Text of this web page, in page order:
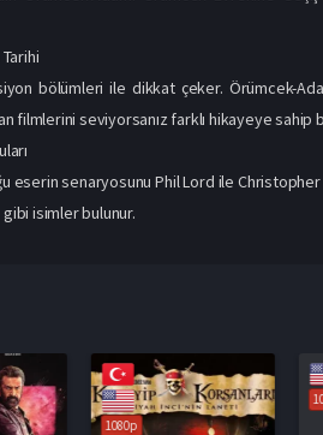
bölümleri ile dikkat çeker. Örümcek-
filmlerini seviyorsanız farklı hikayeye
eserin senaryosunu Phil Lord ile
isimler bulunur.
1080p